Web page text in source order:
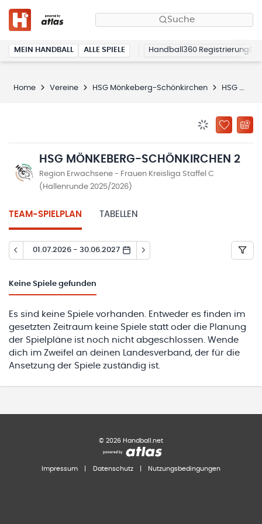
Suche
MEIN HANDBALL ALLE SPIELE Handball360 Registrierung
Home Vereine HSG Mönkeberg-Schönkirchen HSG Mönkeberg-Schönkirchen 2
ZU
HSG MÖNKEBERG-SCHÖNKIRCHEN 2
Region Erwachsene - Frauen Kreisliga Staffel C
(Hallenrunde 2025/2026)
TEAM-SPIELPLAN TABELLEN
01.07.2026 - 30.06.2027
Keine Spiele gefunden
Es sind keine Spiele vorhanden. Entweder es finden im
gesetzten Zeitraum keine Spiele statt oder die Planung
der Spielpläne ist noch nicht abgeschlossen. Wende
dich im Zweifel an deinen Landesverband, der für die
Ansetzung der Spiele zuständig ist.
© 2026 Handball.net
Impressum Datenschutz Nutzungsbedingungen